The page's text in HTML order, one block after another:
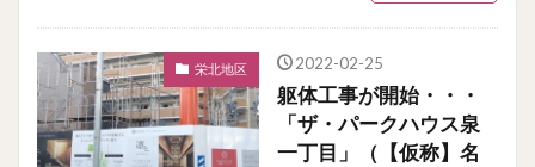
栄北地区 2022-02-25
躯体工事が開始・・・
「ザ・パークハウス泉
一丁目」（【仮称】名